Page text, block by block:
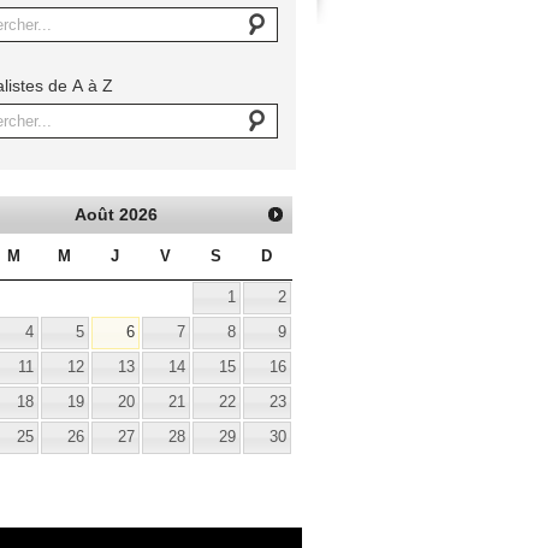
de A à Z
Août 2026
M M J V S D
1
2
4 5 6 7 8
9
11 12 13 14 15
16
18 19 20 21 22
23
25 26 27 28 29
30